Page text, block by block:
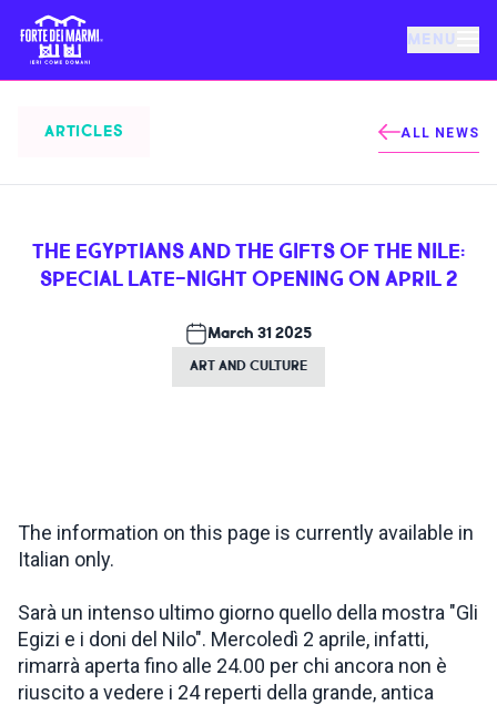
MENU
EVENTS
NEWS
INSPIRATIONS
LIVE WEBCAM
CONTACTS
ARTICLES ALL NEWS
THE EGYPTIANS AND THE GIFTS OF THE NILE:
SPECIAL LATE-NIGHT OPENING ON APRIL 2
March 31 2025
ART AND CULTURE
The information on this page is currently available in
Italian only.
Sarà un intenso ultimo giorno quello della mostra "Gli
Egizi e i doni del Nilo". Mercoledì 2 aprile, infatti,
rimarrà aperta fino alle 24.00 per chi ancora non è
riuscito a vedere i 24 reperti della grande, antica